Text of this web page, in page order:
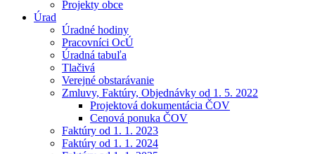
Projekty obce
Úrad
Úradné hodiny
Pracovníci OcÚ
Úradná tabuľa
Tlačivá
Verejné obstarávanie
Zmluvy, Faktúry, Objednávky od 1. 5. 2022
Projektová dokumentácia ČOV
Cenová ponuka ČOV
Faktúry od 1. 1. 2023
Faktúry od 1. 1. 2024